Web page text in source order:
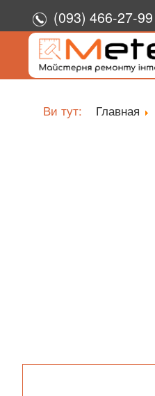
(093) 466-27-99
Ви тут: Главная